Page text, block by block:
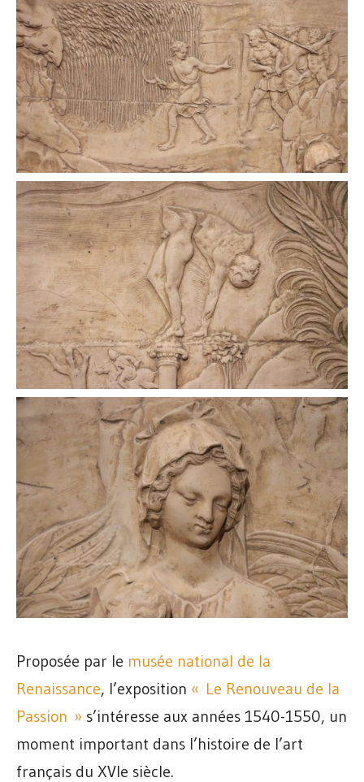
Proposée par le musée national de la
Renaissance, l’exposition « Le Renouveau de la
Passion » s’intéresse aux années 1540-1550, un
moment important dans l’histoire de l’art
français du XVIe siècle.